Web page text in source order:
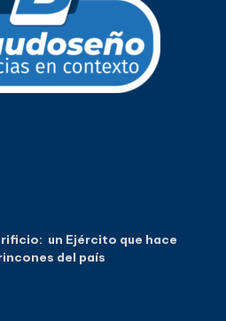
un Ejército que hace
del país